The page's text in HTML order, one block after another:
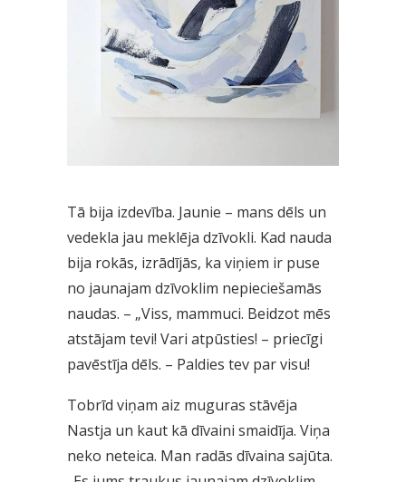
Tā bija izdevība. Jaunie – mans dēls un
vedekla jau meklēja dzīvokli. Kad nauda
bija rokās, izrādījās, ka viņiem ir puse
no jaunajam dzīvoklim nepieciešamās
naudas. – „Viss, mammuci. Beidzot mēs
atstājam tevi! Vari atpūsties! – priecīgi
pavēstīja dēls. – Paldies tev par visu!
Tobrīd viņam aiz muguras stāvēja
Nastja un kaut kā dīvaini smaidīja. Viņa
neko neteica. Man radās dīvaina sajūta.